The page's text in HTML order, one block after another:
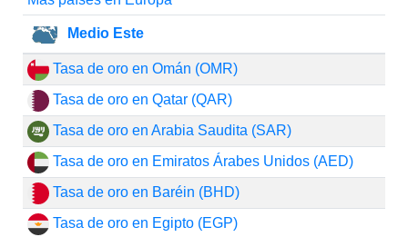
Medio Este
Tasa de oro en Omán (OMR)
Tasa de oro en Qatar (QAR)
Tasa de oro en Arabia Saudita (SAR)
Tasa de oro en Emiratos Árabes Unidos (AED)
Tasa de oro en Baréin (BHD)
Tasa de oro en Egipto (EGP)